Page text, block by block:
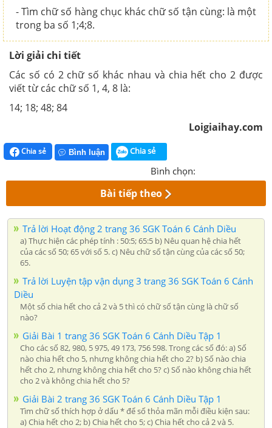
- Tìm chữ số hàng chục khác chữ số tận cùng: là một
trong ba số 1;4;8.
Lời giải chi tiết
Các số có 2 chữ số khác nhau và chia hết cho 2 được
viết từ các chữ số 1, 4, 8 là:
14; 18; 48; 84
Loigiaihay.com
Chia sẻ Bình luận Chia sẻ
Bình chọn:
Bài tiếp theo
Trả lời Hoạt động 2 trang 36 SGK Toán 6 Cánh Diều
a) Thực hiện các phép tính : 50:5; 65:5 b) Nêu quan hệ chia hết
của các số 50; 65 với số 5. c) Nêu chữ số tận cùng của các số 50;
65.
Trả lời Luyện tập vận dụng 3 trang 36 SGK Toán 6 Cánh
Diều
Một số chia hết cho cả 2 và 5 thì có chữ số tận cùng là chữ số
nào?
Giải Bài 1 trang 36 SGK Toán 6 Cánh Diều Tập 1
Cho các số 82, 980, 5 975, 49 173, 756 598. Trong các số đó: a) Số
nào chia hết cho 5, nhưng không chia hết cho 2? b) Số nào chia
hết cho 2, nhưng không chia hết cho 5? c) Số nào không chia hết
cho 2 và không chia hết cho 5?
Giải Bài 2 trang 36 SGK Toán 6 Cánh Diều Tập 1
Tìm chữ số thích hợp ở dấu * để số thỏa mãn mỗi điều kiện sau:
a) Chia hết cho 2; b) Chia hết cho 5; c) Chia hết cho cả 2 và 5.